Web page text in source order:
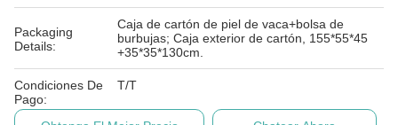
Packaging
Details:
Caja de cartón de piel de vaca+bolsa de
burbujas; Caja exterior de cartón, 155*55*45
+35*35*130cm.
Condiciones De
Pago:
T/T